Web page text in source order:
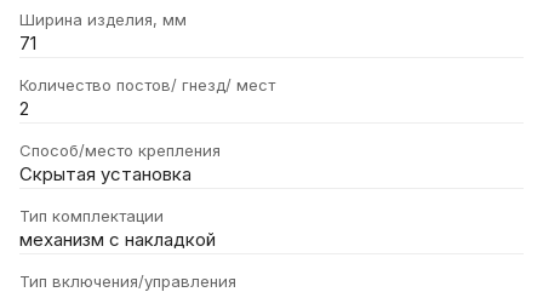
Ширина изделия, мм
71
Количество постов/ гнезд/ мест
2
Способ/место крепления
Скрытая установка
Тип комплектации
механизм с накладкой
Тип включения/управления